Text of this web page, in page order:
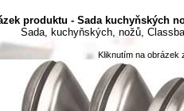
produktu - Sada kuchyňských
Sada, kuchyňských, nožů,
Kliknutím na obrázek